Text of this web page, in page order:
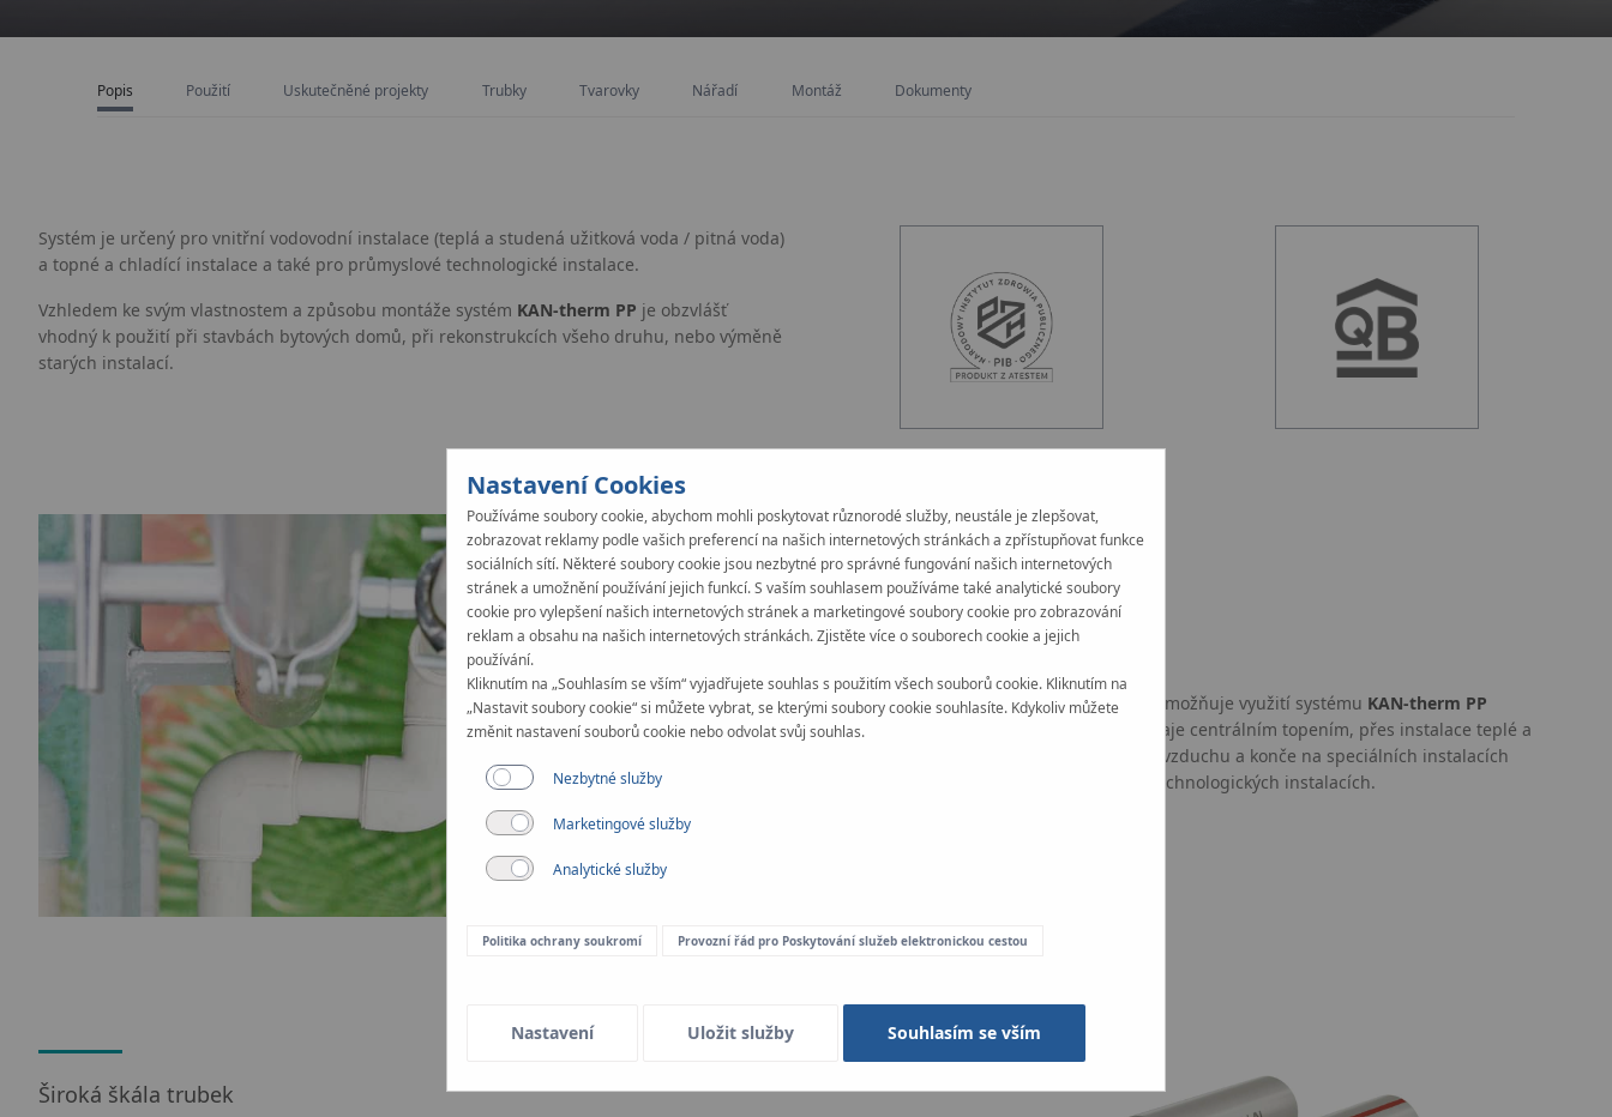
Popis Použití Uskutečněné projekty Trubky Tvarovky Nářadí Montáž Dokumenty
Systém je určený pro vnitřní vodovodní instalace (teplá a studená užitková voda / pitná voda)
a topné a chladící instalace a také pro průmyslové technologické instalace.
Vzhledem ke svým vlastnostem a způsobu montáže systém KAN-therm PP je obzvlášť
vhodný k použití při stavbách bytových domů, při rekonstrukcích všeho druhu, nebo výměně
starých instalací.
Široká nabídka polypropylenových prvků umožňuje využití systému KAN-therm PP
prakticky v instalacích všeho druhu, počínaje centrálním topením, přes instalace teplé a
studené pitné/užitkové vody a stlačeného vzduchu a konče na speciálních instalacích
určených pro vedení agresivních látek a technologických instalacích.
Široká škála trubek
Nastavení Cookies
Používáme soubory cookie, abychom mohli poskytovat různorodé služby, neustále je zlepšovat,
zobrazovat reklamy podle vašich preferencí na našich internetových stránkách a zpřístupňovat funkce
sociálních sítí. Některé soubory cookie jsou nezbytné pro správné fungování našich internetových
stránek a umožnění používání jejich funkcí. S vaším souhlasem používáme také analytické soubory
cookie pro vylepšení našich internetových stránek a marketingové soubory cookie pro zobrazování
reklam a obsahu na našich internetových stránkách. Zjistěte více o souborech cookie a jejich
používání.
Kliknutím na „Souhlasím se vším“ vyjadřujete souhlas s použitím všech souborů cookie. Kliknutím na
„Nastavit soubory cookie“ si můžete vybrat, se kterými soubory cookie souhlasíte. Kdykoliv můžete
změnit nastavení souborů cookie nebo odvolat svůj souhlas.
Nezbytné služby
Marketingové služby
Analytické služby
Politika ochrany soukromí Provozní řád pro Poskytování služeb elektronickou cestou
Nastavení Uložit služby Souhlasím se vším